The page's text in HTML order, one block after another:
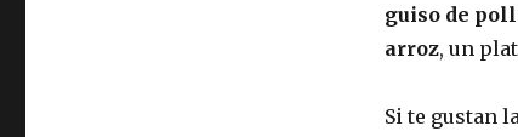
guiso de
arroz, un
Si te gustan